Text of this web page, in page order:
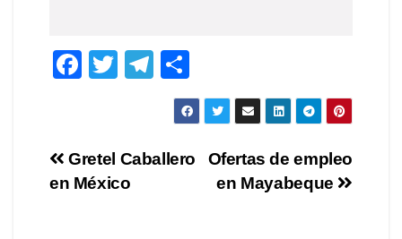
F
e
b
T
er
T
el
gr
o
m
p
NavegaciónOfertas de empleo
en Mayabeque
Gretel Caballero
en México